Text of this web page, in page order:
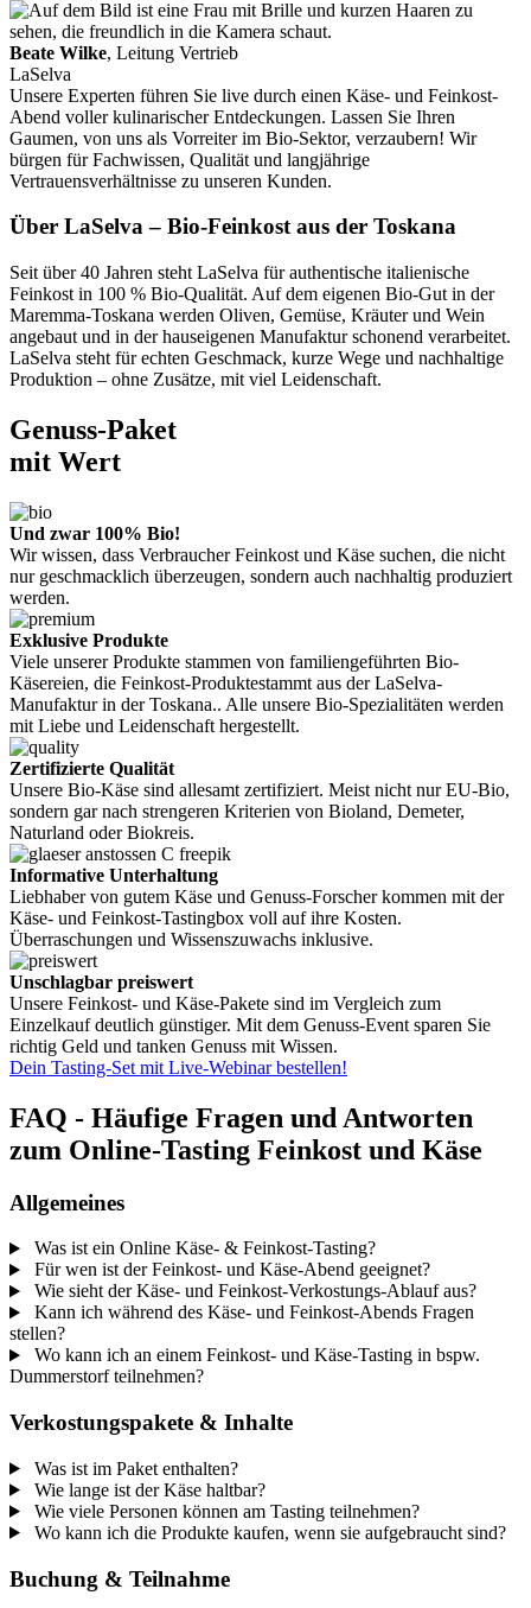
Beate Wilke, Leitung Vertrieb
LaSelva
Unsere Experten führen Sie live durch einen Käse- und Feinkost-
Abend voller kulinarischer Entdeckungen. Lassen Sie Ihren
Gaumen, von uns als Vorreiter im Bio-Sektor, verzaubern! Wir
bürgen für Fachwissen, Qualität und langjährige
Vertrauensverhältnisse zu unseren Kunden.
Über LaSelva – Bio-Feinkost aus der Toskana
Seit über 40 Jahren steht LaSelva für authentische italienische
Feinkost in 100 % Bio-Qualität. Auf dem eigenen Bio-Gut in der
Maremma-Toskana werden Oliven, Gemüse, Kräuter und Wein
angebaut und in der hauseigenen Manufaktur schonend verarbeitet.
LaSelva steht für echten Geschmack, kurze Wege und nachhaltige
Produktion – ohne Zusätze, mit viel Leidenschaft.
Genuss-Paket
mit Wert
Und zwar 100% Bio!
Wir wissen, dass Verbraucher Feinkost und Käse suchen, die nicht
nur geschmacklich überzeugen, sondern auch nachhaltig produziert
werden.
Exklusive Produkte
Viele unserer Produkte stammen von familiengeführten Bio-
Käsereien, die Feinkost-Produktestammt aus der LaSelva-
Manufaktur in der Toskana.. Alle unsere Bio-Spezialitäten werden
mit Liebe und Leidenschaft hergestellt.
Zertifizierte Qualität
Unsere Bio-Käse sind allesamt zertifiziert. Meist nicht nur EU-Bio,
sondern gar nach strengeren Kriterien von Bioland, Demeter,
Naturland oder Biokreis.
Informative Unterhaltung
Liebhaber von gutem Käse und Genuss-Forscher kommen mit der
Käse- und Feinkost-Tastingbox voll auf ihre Kosten.
Überraschungen und Wissenszuwachs inklusive.
Unschlagbar preiswert
Unsere Feinkost- und Käse-Pakete sind im Vergleich zum
Einzelkauf deutlich günstiger. Mit dem Genuss-Event sparen Sie
richtig Geld und tanken Genuss mit Wissen.
Dein Tasting-Set mit Live-Webinar bestellen!
FAQ - Häufige Fragen und Antworten
zum Online-Tasting Feinkost und Käse
Allgemeines
Was ist ein Online Käse- & Feinkost-Tasting?
Für wen ist der Feinkost- und Käse-Abend geeignet?
Wie sieht der Käse- und Feinkost-Verkostungs-Ablauf aus?
Kann ich während des Käse- und Feinkost-Abends Fragen
stellen?
Wo kann ich an einem Feinkost- und Käse-Tasting in bspw.
Dummerstorf teilnehmen?
Verkostungspakete & Inhalte
Was ist im Paket enthalten?
Wie lange ist der Käse haltbar?
Wie viele Personen können am Tasting teilnehmen?
Wo kann ich die Produkte kaufen, wenn sie aufgebraucht sind?
Buchung & Teilnahme